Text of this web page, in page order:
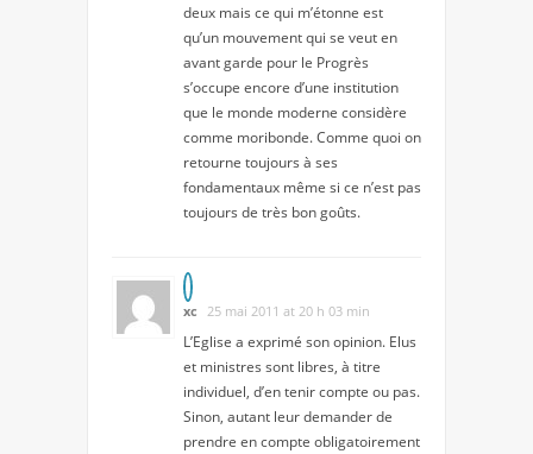
deux mais ce qui m’étonne est
qu’un mouvement qui se veut en
avant garde pour le Progrès
s’occupe encore d’une institution
que le monde moderne considère
comme moribonde. Comme quoi on
retourne toujours à ses
fondamentaux même si ce n’est pas
toujours de très bon goûts.
xc 25 mai 2011 at 20 h 03 min
L’Eglise a exprimé son opinion. Elus
et ministres sont libres, à titre
individuel, d’en tenir compte ou pas.
Sinon, autant leur demander de
prendre en compte obligatoirement